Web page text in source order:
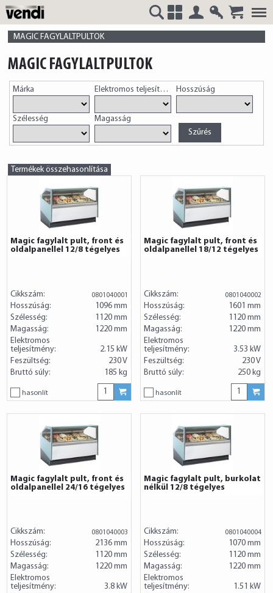
VENDI
HUNGÁRIA
Kft.
MAGIC FAGYLALTPULTOK
MAGIC FAGYLALTPULTOK
Márka Elektromos teljesítményHosszúság
Szélesség Magasság
Termékek összehasonlítása
Magic fagylalt pult, front és
oldalpanellel 12/8 tégelyes
Cikkszám: 0801040001
Hosszúság:
1096 mm
Szélesség:
1120 mm
Magasság:
1220 mm
Elektromos
teljesítmény:
2.15 kW
Feszültség:
230 V
Bruttó súly:
185 kg
hasonlít
Magic fagylalt pult, front és
oldalpanellel 18/12 tégelyes
Cikkszám: 0801040002
Hosszúság:
1601 mm
Szélesség:
1120 mm
Magasság:
1220 mm
Elektromos
teljesítmény:
3.53 kW
Feszültség:
230 V
Bruttó súly:
250 kg
hasonlít
Magic fagylalt pult, front és
oldalpanellel 24/16 tégelyes
Cikkszám: 0801040003
Hosszúság:
2136 mm
Szélesség:
1120 mm
Magasság:
1220 mm
Elektromos
teljesítmény:
3.8 kW
Magic fagylalt pult, burkolat
nélkül 12/8 tégelyes
Cikkszám: 0801040004
Hosszúság:
1070 mm
Szélesség:
1120 mm
Magasság:
1220 mm
Elektromos
teljesítmény:
1.51 kW